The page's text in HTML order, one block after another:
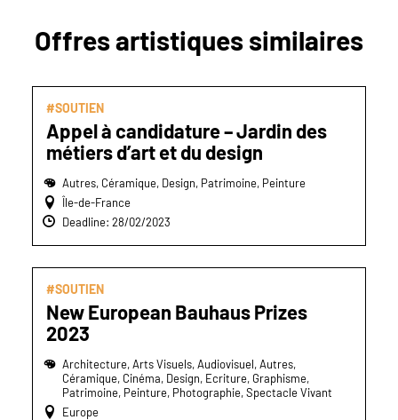
Offres artistiques similaires
#SOUTIEN
Appel à candidature – Jardin des
métiers d’art et du design
Autres, Céramique, Design, Patrimoine, Peinture
Île-de-France
Deadline: 28/02/2023
#SOUTIEN
New European Bauhaus Prizes
2023
Architecture, Arts Visuels, Audiovisuel, Autres,
Céramique, Cinéma, Design, Ecriture, Graphisme,
Patrimoine, Peinture, Photographie, Spectacle Vivant
Europe